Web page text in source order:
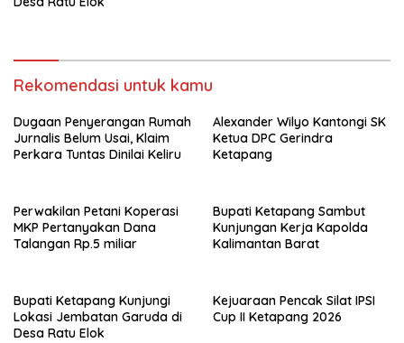
Rekomendasi untuk kamu
Dugaan Penyerangan Rumah
Jurnalis Belum Usai, Klaim
Perkara Tuntas Dinilai Keliru
Alexander Wilyo Kantongi SK
Ketua DPC Gerindra
Ketapang
Perwakilan Petani Koperasi
MKP Pertanyakan Dana
Talangan Rp.5 miliar
Bupati Ketapang Sambut
Kunjungan Kerja Kapolda
Kalimantan Barat
Bupati Ketapang Kunjungi
Lokasi Jembatan Garuda di
Desa Ratu Elok
Kejuaraan Pencak Silat IPSI
Cup II Ketapang 2026